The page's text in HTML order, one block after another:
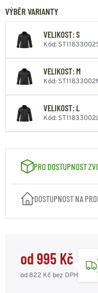
VÝBĚR VARIANTY
VELIKOST: S
Kód:
VELIKOST: M
Kód:
VELIKOST: L
Kód:
VELIKOST: XXL
PRO DOSTUPNOST
DOSTUPNOST NA
od 995 Kč
od 822 Kč bez DPH